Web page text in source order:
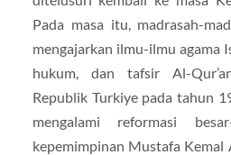
Pada masa itu, madrasah-
mengajarkan ilmu-ilmu agama
hukum, dan tafsir Al-
Republik Turkiye pada tahun
mengalami reformasi
kepemimpinan Mustafa